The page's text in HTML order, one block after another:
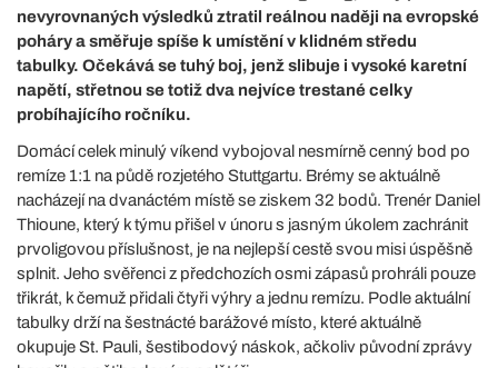
nevyrovnaných výsledků ztratil reálnou naději na evropské
poháry a směřuje spíše k umístění v klidném středu
tabulky. Očekává se tuhý boj, jenž slibuje i vysoké karetní
napětí, střetnou se totiž dva nejvíce trestané celky
probíhajícího ročníku.
Domácí celek minulý víkend vybojoval nesmírně cenný bod po
remíze 1:1 na půdě rozjetého Stuttgartu. Brémy se aktuálně
nacházejí na dvanáctém místě se ziskem 32 bodů. Trenér Daniel
Thioune, který k týmu přišel v únoru s jasným úkolem zachránit
prvoligovou příslušnost, je na nejlepší cestě svou misi úspěšně
splnit. Jeho svěřenci z předchozích osmi zápasů prohráli pouze
třikrát, k čemuž přidali čtyři výhry a jednu remízu. Podle aktuální
tabulky drží na šestnácté barážové místo, které aktuálně
okupuje St. Pauli, šestibodový náskok, ačkoliv původní zprávy